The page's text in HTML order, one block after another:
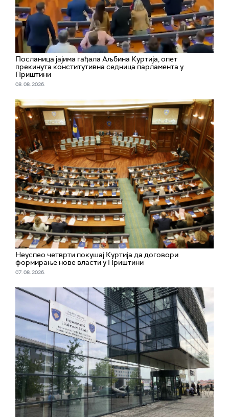
Посланица јајима гађала Аљбина Куртија, опет
прекинута конститутивна седница парламента у
Приштини
08. 08. 2026.
Неуспео четврти покушај Куртија да договори
формирање нове власти у Приштини
07. 08. 2026.